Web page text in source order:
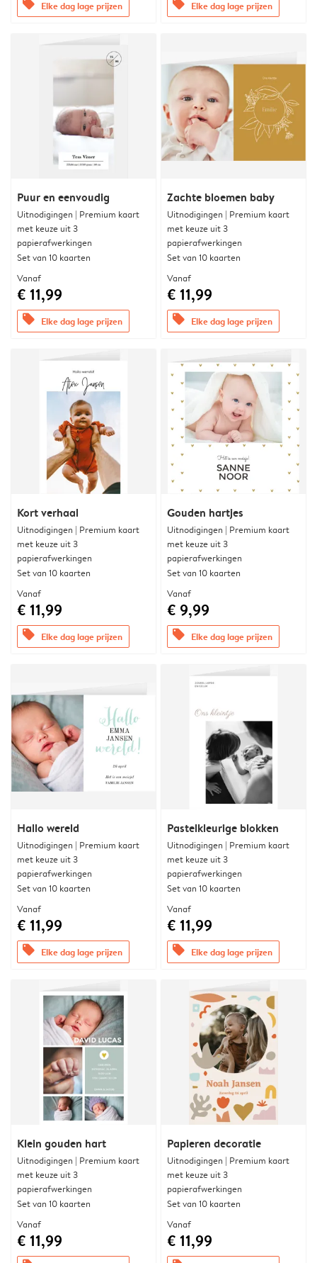
offers Elke dag lage prijzen offers Elke dag lage prijzen
Puur en eenvoudig
Uitnodigingen | Premium kaart
met keuze uit 3
papierafwerkingen
Set van 10 kaarten
Vanaf
€ 11,99
offers Elke dag lage prijzen
Zachte bloemen baby
Uitnodigingen | Premium kaart
met keuze uit 3
papierafwerkingen
Set van 10 kaarten
Vanaf
€ 11,99
offers Elke dag lage prijzen
Kort verhaal
Uitnodigingen | Premium kaart
met keuze uit 3
papierafwerkingen
Set van 10 kaarten
Vanaf
€ 11,99
offers Elke dag lage prijzen
Gouden hartjes
Uitnodigingen | Premium kaart
met keuze uit 3
papierafwerkingen
Set van 10 kaarten
Vanaf
€ 9,99
offers Elke dag lage prijzen
Hallo wereld
Uitnodigingen | Premium kaart
met keuze uit 3
papierafwerkingen
Set van 10 kaarten
Vanaf
€ 11,99
offers Elke dag lage prijzen
Pastelkleurige blokken
Uitnodigingen | Premium kaart
met keuze uit 3
papierafwerkingen
Set van 10 kaarten
Vanaf
€ 11,99
offers Elke dag lage prijzen
Klein gouden hart
Uitnodigingen | Premium kaart
met keuze uit 3
papierafwerkingen
Set van 10 kaarten
Vanaf
€ 11,99
Papieren decoratie
Uitnodigingen | Premium kaart
met keuze uit 3
papierafwerkingen
Set van 10 kaarten
Vanaf
€ 11,99